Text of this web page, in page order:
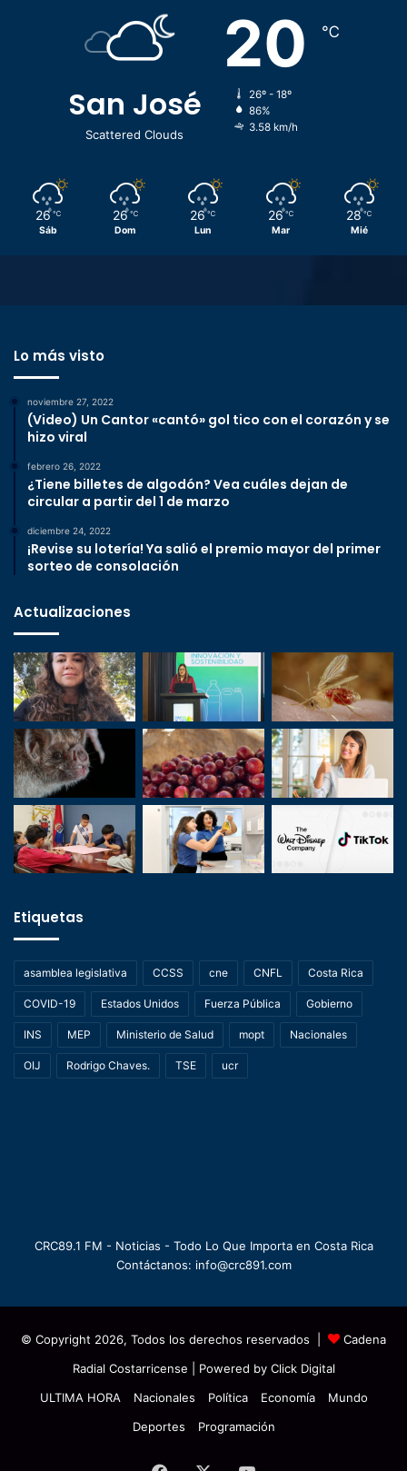
San José
Scattered Clouds
20 ℃
26º - 18º
86%
3.58 km/h
26 ℃
Sáb
26 ℃
Dom
26 ℃
Lun
26 ℃
Mar
28 ℃
Mié
Lo más visto
noviembre 27, 2022
(Video) Un Cantor «cantó» gol tico con el corazón y se
hizo viral
febrero 26, 2022
¿Tiene billetes de algodón? Vea cuáles dejan de
circular a partir del 1 de marzo
diciembre 24, 2022
¡Revise su lotería! Ya salió el premio mayor del primer
sorteo de consolación
Actualizaciones
Etiquetas
asamblea legislativa CCSS cne CNFL Costa Rica
COVID-19 Estados Unidos Fuerza Pública Gobierno
INS MEP Ministerio de Salud mopt Nacionales
OIJ Rodrigo Chaves. TSE ucr
CRC89.1 FM - Noticias - Todo Lo Que Importa en Costa Rica
Contáctanos: info@crc891.com
© Copyright 2026, Todos los derechos reservados |
Cadena
Radial Costarricense | Powered by Click Digital
ULTIMA HORA
Nacionales Política Economía
Mundo
Deportes
Programación